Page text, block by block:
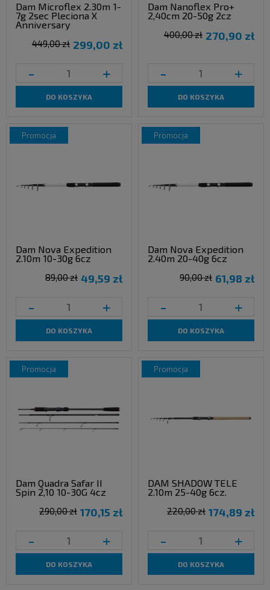
Dam Microflex 2.30m 1-
7g 2sec Pleciona X
Anniversary
299,00 zł
449,00 zł
- +
DO KOSZYKA
Dam Nanoflex Pro+
2,40cm 20-50g 2cz
270,90 zł
400,00 zł
- +
DO KOSZYKA
Dam Nova Expedition
2.10m 10-30g 6cz
49,59 zł
89,00 zł
- +
DO KOSZYKA
promocja
Dam Nova Expedition
2.40m 20-40g 6cz
61,98 zł
90,00 zł
- +
DO KOSZYKA
promocja
Dam Quadra Safar II
Spin 2,10 10-30G 4cz
170,15 zł
290,00 zł
- +
DO KOSZYKA
promocja
DAM SHADOW TELE
2.10m 25-40g 6cz.
174,89 zł
220,00 zł
- +
DO KOSZYKA
promocja